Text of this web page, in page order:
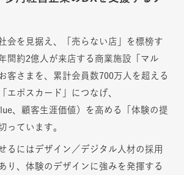
会を見据え、「売らない店」を標榜す
間約2億人が来店する商業施設「マル
客さまを、累計会員数700万人を超える
エポスカード」につなげ、
、顧客生涯価値）を高める「体験の提
っています。
るにはデザイン／デジタル人材の採用
り、体験のデザインに強みを発揮する